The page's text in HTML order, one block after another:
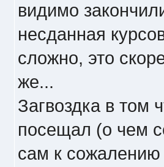
видимо
несданная
сложно, это
же...
Загвоздка в том
посещал (о чем
сам к сожалению